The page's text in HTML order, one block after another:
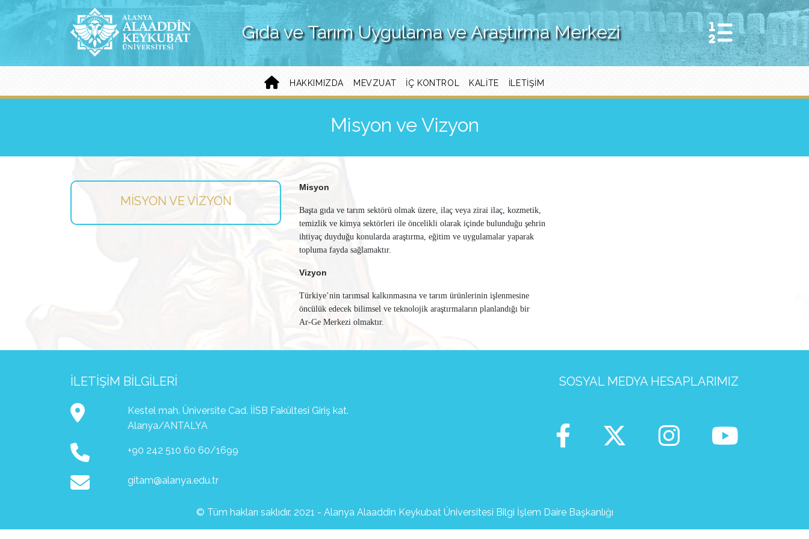
Gıda ve Tarım Uygulama ve Araştırma Merkezi
HAKKIMIZDA MEVZUAT İÇ KONTROL KALİTE ILETIŞIM
Misyon ve Vizyon
MISYON VE VIZYON
Misyon
Başta gıda ve tarım sektörü olmak üzere, ilaç veya zirai ilaç, kozmetik,
temizlik ve kimya sektörleri ile öncelikli olarak içinde bulunduğu şehrin
ihtiyaç duyduğu konularda araştırma, eğitim ve uygulamalar yaparak
topluma fayda sağlamaktır.
Vizyon
Türkiye’nin tarımsal kalkınmasına ve tarım ürünlerinin işlenmesine
öncülük edecek bilimsel ve teknolojik araştırmaların planlandığı bir
Ar-Ge Merkezi olmaktır.
İLETIŞIM BILGILERI
Kestel mah. Üniversite Cad. İİSB Fakültesi Giriş kat.
Alanya/ANTALYA
+90 242 510 60 60/1699
gitam@alanya.edu.tr
SOSYAL MEDYA HESAPLARIMIZ
© Tüm hakları saklıdır. 2021 - Alanya Alaaddin Keykubat Üniversitesi Bilgi İşlem Daire Başkanlığı